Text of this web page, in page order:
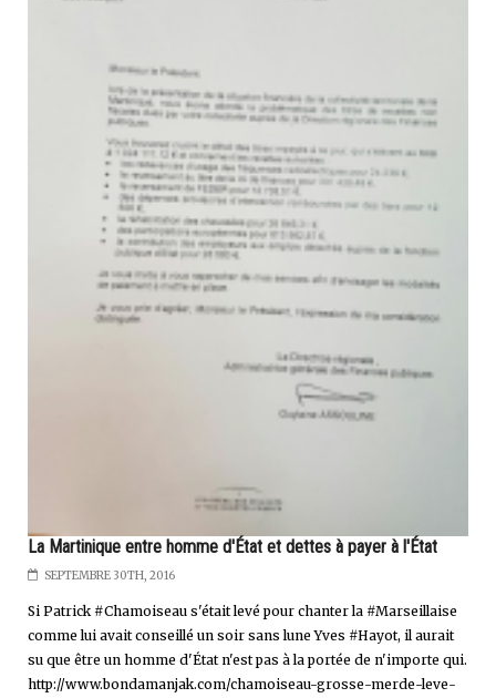
La Martinique entre homme d'État et dettes à payer à l'État
SEPTEMBRE 30TH, 2016
Si Patrick #Chamoiseau s'était levé pour chanter la #Marseillaise
comme lui avait conseillé un soir sans lune Yves #Hayot, il aurait
su que être un homme d'État n'est pas à la portée de n'importe qui.
http://www.bondamanjak.com/chamoiseau-grosse-merde-leve-